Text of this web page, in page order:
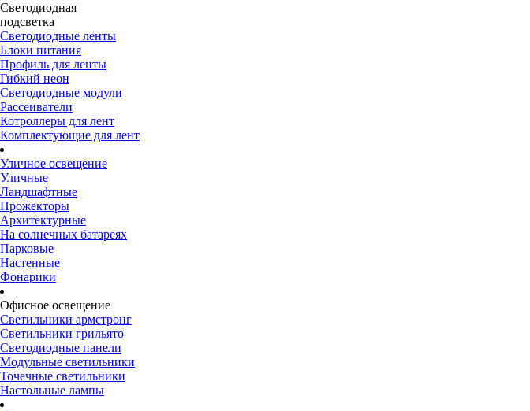
Светодиодная
подсветка
Светодиодные ленты
Блоки питания
Профиль для ленты
Гибкий неон
Светодиодные модули
Рассеиватели
Котроллеры для лент
Комплектующие для лент
Уличное освещение
Уличные
Ландшафтные
Прожекторы
Архитектурные
На солнечных батареях
Парковые
Настенные
Фонарики
Офисное освещение
Светильники армстронг
Светильники грильято
Светодиодные панели
Модульные светильники
Точечные светильники
Настольные лампы